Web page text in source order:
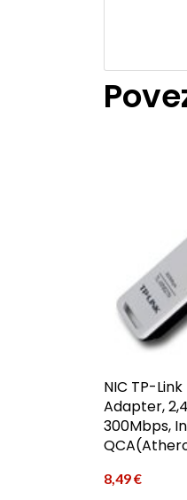
NIC TP-Link
Adapter,
300Mbps,
8,49€